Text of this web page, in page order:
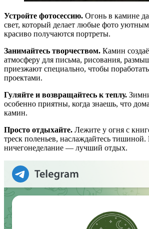
Устройте фотосессию. Огонь в камине
свет, который делает любые фото
красиво получаются портреты.
Занимайтесь творчеством. Камин
атмосферу для письма, рисования,
приезжают специально, чтобы
проектами.
Гуляйте и возвращайтесь к теплу.
особенно приятны, когда знаешь, что
камин.
Просто отдыхайте. Лежите у огня с
треск поленьев, наслаждайтесь тишиной.
ничегонеделание — лучший отдых.